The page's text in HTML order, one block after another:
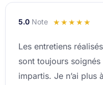
5.0 Note ☆ ☆ ☆ ☆ ☆
sur
5
Les entretiens
sont toujours
impartis. Je n’ai plus